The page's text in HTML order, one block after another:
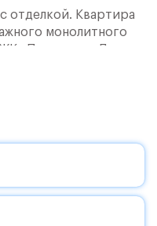
отделкой. Квартира
монолитного
«Пятницкие Луга»
отделки и кухни.
поймой и
- 15 минут по
для жителей будет